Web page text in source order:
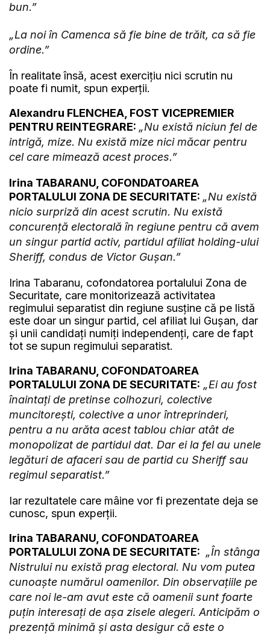
bun.”
„La noi în Camenca să fie bine de trăit, ca să fie
ordine.”
În realitate însă, acest exercițiu nici scrutin nu
poate fi numit, spun experții.
Alexandru FLENCHEA, FOST VICEPREMIER
PENTRU REINTEGRARE: „Nu există niciun fel de
intrigă, mize. Nu există mize nici măcar pentru
cel care mimează acest proces.”
Irina TABARANU, COFONDATOAREA
PORTALULUI ZONA DE SECURITATE: „Nu există
nicio surpriză din acest scrutin. Nu există
concurență electorală în regiune pentru că avem
un singur partid activ, partidul afiliat holding-ului
Sheriff, condus de Victor Gușan.”
Irina Tabaranu, cofondatorea portalului Zona de
Securitate, care monitorizează activitatea
regimului separatist din regiune susține că pe listă
este doar un singur partid, cel afiliat lui Gușan, dar
și unii candidați numiți independenți, care de fapt
tot se supun regimului separatist.
Irina TABARANU, COFONDATOAREA
PORTALULUI ZONA DE SECURITATE: „Ei au fost
înaintați de pretinse colhozuri, colective
muncitorești, colective a unor întreprinderi,
pentru a nu arăta acest tablou chiar atât de
monopolizat de partidul dat. Dar ei la fel au unele
legături de afaceri sau de partid cu Sheriff sau
regimul separatist.”
Iar rezultatele care mâine vor fi prezentate deja se
cunosc, spun experții.
Irina TABARANU, COFONDATOAREA
PORTALULUI ZONA DE SECURITATE: „În stânga
Nistrului nu există prag electoral. Nu vom putea
cunoaște numărul oamenilor. Din observațiile pe
care noi le-am avut este că oamenii sunt foarte
puțin interesați de așa zisele alegeri. Anticipăm o
prezență minimă și asta desigur că este o